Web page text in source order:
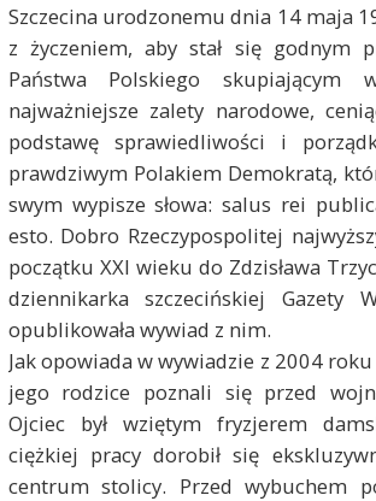
Szczecina urodzonemu dnia 14 maja
z życzeniem, aby stał się godnym
Państwa Polskiego skupiającym
najważniejsze zalety narodowe,
podstawę sprawiedliwości i
prawdziwym Polakiem Demokratą,
swym wypisze słowa: salus rei
esto. Dobro Rzeczypospolitej
początku XXI wieku do Zdzisława
dziennikarka szczecińskiej Gazety
opublikowała wywiad z nim.
Jak opowiada w wywiadzie z 2004
jego rodzice poznali się przed
Ojciec był wziętym fryzjerem
ciężkiej pracy dorobił się
centrum stolicy. Przed wybuchem